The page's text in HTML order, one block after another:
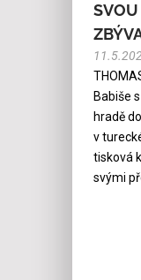
Babiše
hradě
v
tisková
svými